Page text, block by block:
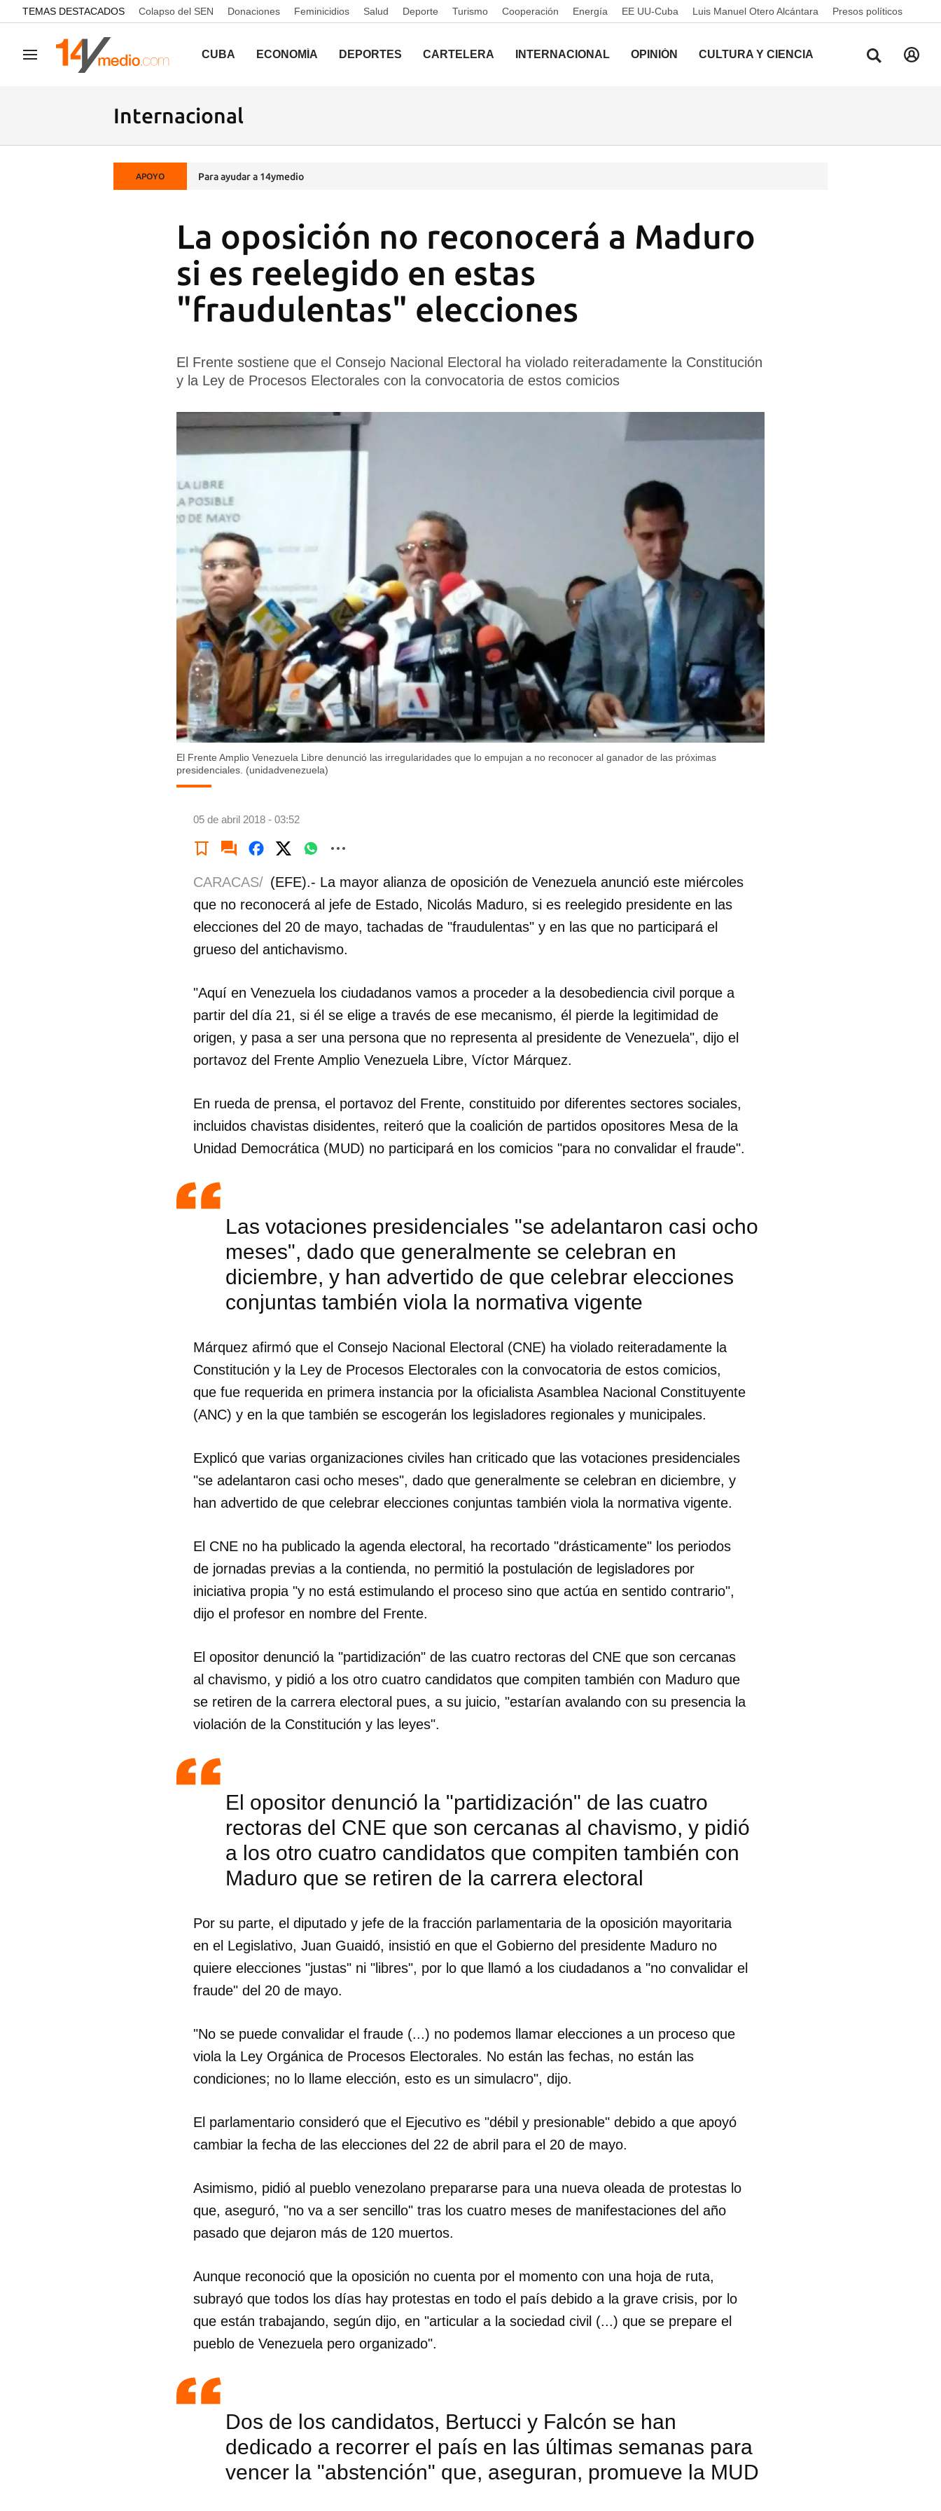
common.go-to-content
TEMAS DESTACADOS Colapso del SEN Donaciones Feminicidios Salud Deporte Turismo Cooperación Energía EE UU-Cuba Luis Manuel Otero Alcántara Presos políticos
Navegación CUBA ECONOMÍA DEPORTES CARTELERA INTERNACIONAL OPINIÓN CULTURA Y CIENCIA
Internacional
APOYO Para ayudar a 14ymedio
La oposición no reconocerá a Maduro
si es reelegido en estas
"fraudulentas" elecciones
El Frente sostiene que el Consejo Nacional Electoral ha violado reiteradamente la Constitución
y la Ley de Procesos Electorales con la convocatoria de estos comicios
El Frente Amplio Venezuela Libre denunció las irregularidades que lo empujan a no reconocer al ganador de las próximas
presidenciales. (unidadvenezuela)
05 de abril 2018 - 03:52
Para poder guardar como favorito, primero has de iniciar sesión con tu
cuenta de 14ymedio.
INICIAR SESIÓN
CARACAS/ (EFE).- La mayor alianza de oposición de Venezuela anunció este miércoles
que no reconocerá al jefe de Estado, Nicolás Maduro, si es reelegido presidente en las
elecciones del 20 de mayo, tachadas de "fraudulentas" y en las que no participará el
grueso del antichavismo.
"Aquí en Venezuela los ciudadanos vamos a proceder a la desobediencia civil porque a
partir del día 21, si él se elige a través de ese mecanismo, él pierde la legitimidad de
origen, y pasa a ser una persona que no representa al presidente de Venezuela", dijo el
portavoz del Frente Amplio Venezuela Libre, Víctor Márquez.
En rueda de prensa, el portavoz del Frente, constituido por diferentes sectores sociales,
incluidos chavistas disidentes, reiteró que la coalición de partidos opositores Mesa de la
Unidad Democrática (MUD) no participará en los comicios "para no convalidar el fraude".
Las votaciones presidenciales "se adelantaron casi ocho
meses", dado que generalmente se celebran en
diciembre, y han advertido de que celebrar elecciones
conjuntas también viola la normativa vigente
Márquez afirmó que el Consejo Nacional Electoral (CNE) ha violado reiteradamente la
Constitución y la Ley de Procesos Electorales con la convocatoria de estos comicios,
que fue requerida en primera instancia por la oficialista Asamblea Nacional Constituyente
(ANC) y en la que también se escogerán los legisladores regionales y municipales.
Explicó que varias organizaciones civiles han criticado que las votaciones presidenciales
"se adelantaron casi ocho meses", dado que generalmente se celebran en diciembre, y
han advertido de que celebrar elecciones conjuntas también viola la normativa vigente.
El CNE no ha publicado la agenda electoral, ha recortado "drásticamente" los periodos
de jornadas previas a la contienda, no permitió la postulación de legisladores por
iniciativa propia "y no está estimulando el proceso sino que actúa en sentido contrario",
dijo el profesor en nombre del Frente.
El opositor denunció la "partidización" de las cuatro rectoras del CNE que son cercanas
al chavismo, y pidió a los otro cuatro candidatos que compiten también con Maduro que
se retiren de la carrera electoral pues, a su juicio, "estarían avalando con su presencia la
violación de la Constitución y las leyes".
El opositor denunció la "partidización" de las cuatro
rectoras del CNE que son cercanas al chavismo, y pidió
a los otro cuatro candidatos que compiten también con
Maduro que se retiren de la carrera electoral
Por su parte, el diputado y jefe de la fracción parlamentaria de la oposición mayoritaria
en el Legislativo, Juan Guaidó, insistió en que el Gobierno del presidente Maduro no
quiere elecciones "justas" ni "libres", por lo que llamó a los ciudadanos a "no convalidar el
fraude" del 20 de mayo.
"No se puede convalidar el fraude (...) no podemos llamar elecciones a un proceso que
viola la Ley Orgánica de Procesos Electorales. No están las fechas, no están las
condiciones; no lo llame elección, esto es un simulacro", dijo.
El parlamentario consideró que el Ejecutivo es "débil y presionable" debido a que apoyó
cambiar la fecha de las elecciones del 22 de abril para el 20 de mayo.
Asimismo, pidió al pueblo venezolano prepararse para una nueva oleada de protestas lo
que, aseguró, "no va a ser sencillo" tras los cuatro meses de manifestaciones del año
pasado que dejaron más de 120 muertos.
Aunque reconoció que la oposición no cuenta por el momento con una hoja de ruta,
subrayó que todos los días hay protestas en todo el país debido a la grave crisis, por lo
que están trabajando, según dijo, en "articular a la sociedad civil (...) que se prepare el
pueblo de Venezuela pero organizado".
Dos de los candidatos, Bertucci y Falcón se han
dedicado a recorrer el país en las últimas semanas para
vencer la "abstención" que, aseguran, promueve la MUD